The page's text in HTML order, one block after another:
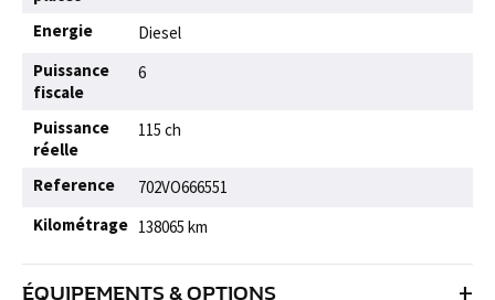
Energie
Diesel
Puissance
fiscale
6
Puissance
réelle
115 ch
Reference
702VO666551
Kilométrage 138065 km
ÉQUIPEMENTS & OPTIONS